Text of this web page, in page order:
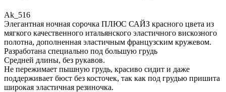
Ak_516
Элегантная ночная сорочка ПЛЮС САЙЗ красного цвета из
мягкого качественного итальянского эластичного вискозного
полотна, дополненная эластичным французским кружевом.
Разработана специально под большую грудь
Средней длины, без рукавов.
Не пережимает пышную грудь, красиво сидит и даже
поддерживает бюст без косточек, так как под грудью пришита
широкая эластичная резиночка.